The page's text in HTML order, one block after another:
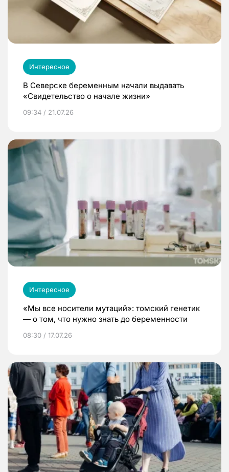
Интересное
В Северске беременным начали выдавать
«Свидетельство о начале жизни»
09:34 / 21.07.26
Интересное
«Мы все носители мутаций»: томский генетик
— о том, что нужно знать до беременности
08:30 / 17.07.26